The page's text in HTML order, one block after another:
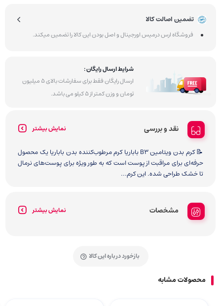
تضمین اصالت کالا
فروشگاه ارس درمیس اورجینال و اصل بودن این کالا را تضمین میکند.
شرایط ارسال رایگان :
ارسال رایگان فقط برای سفارشات بالای 5 میلیون
تومان و وزن کمتر از 5 کیلو می باشد.
نقد و بررسی نمایش بیشتر
📝 کرم بدن ویتامین B3 باباریا کرم مرطوب‌کننده بدن باباریا یک محصول
حرفه‌ای برای مراقبت از پوست است که به طور ویژه برای پوست‌های نرمال
تا خشک طراحی شده. این کرم...
مشخصات نمایش بیشتر
بازخورد درباره این کالا
محصولات مشابه